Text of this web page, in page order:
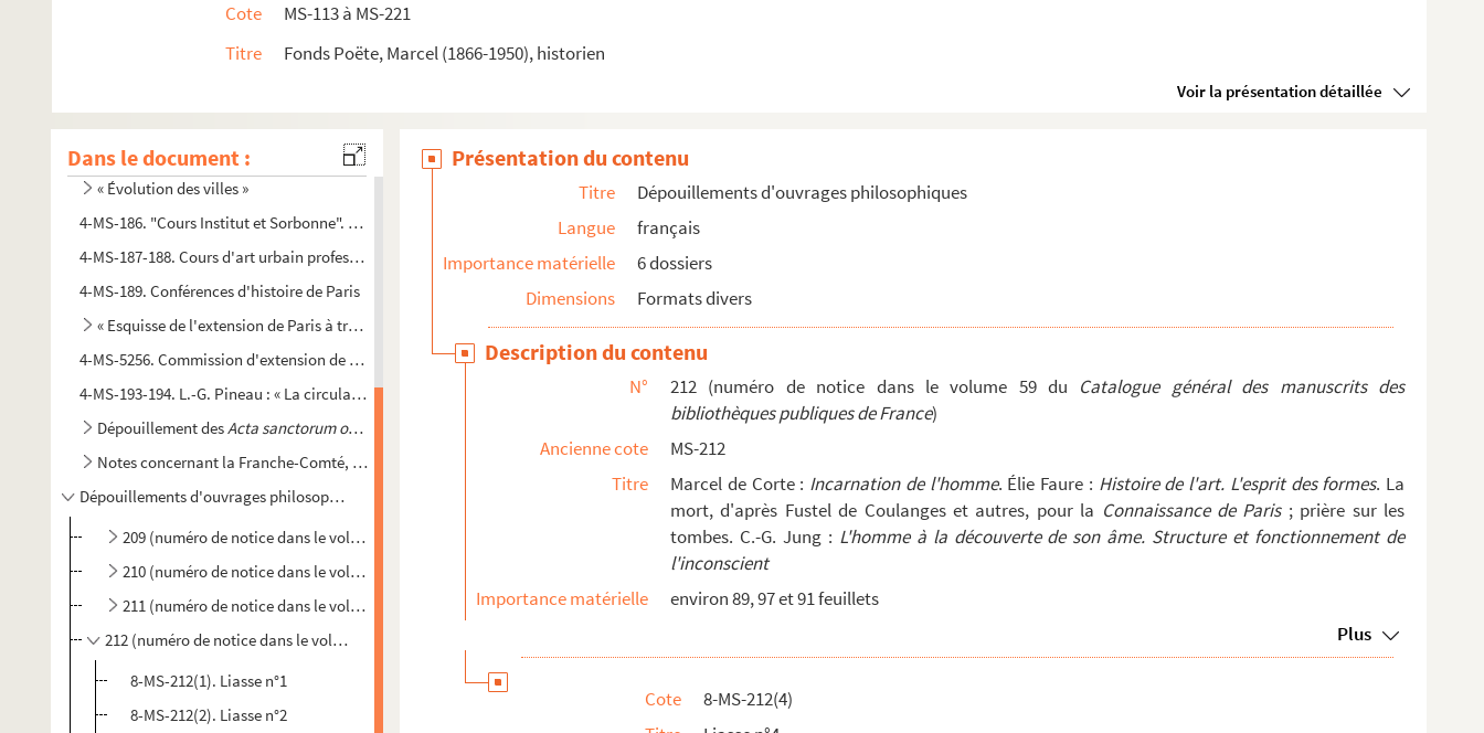
Cote
MS-113 à MS-221
Titre
Fonds Poëte, Marcel (1866-1950), historien
Voir la présentation détaillée
Dans le document :
Moyen Âge. Notes de travail, textes d'articles et divers
Époque moderne (XVI -XVIIIesiècles). Notes de travail et textes rédigés de conférences, cours, arti...
Cours, conférences, communications, articles, etc. Notes de travail et textes rédigés
Urbanisme. Notes de travail, textes de conférences et d'articles, etc.
« Évolution des villes »
4-MS-186. "Cours Institut et Sorbonne". Registre des projections (1920-1921)
4-MS-187-188. Cours d'art urbain professé en 1921-1922 par J. Greber : Washington, Lille, Nice, San Francisco, Chi...
4-MS-189. Conférences d'histoire de Paris
« Esquisse de l'extension de Paris à travers les âges »
4-MS-5256. Commission d'extension de Paris. "Aperçu historique" : épreuves corrigées de la main de Marcel Poëte
4-MS-193-194. L.-G. Pineau : « La circulation à Paris », mémoire présenté à l'Institut d'Urbanisme, 1927 (Multigra...
Dépouillement desActa sanctorum ordinis Sancti Benedicti
Notes concernant la Franche-Comté, Besançon, Bournois (Doubs) et la famille Poëte
Dépouillements d'ouvrages philosophiques
209 (numéro de notice dans le volume 59 du Catalogue général des manuscrits des bibliothèques publiques de France). Nicolas Berdiaeff :Esprit et réalité. Bergson :Les deux sources de la morale et
210 (numéro de notice dans le volume 59 du Catalogue général des manuscrits des bibliothèques publiques de France). Bergson :
211 (numéro de notice dans le volume 59 du Catalogue général des manuscrits des bibliothèques publiques de France). Notes ayant servi à « La pensée bergsonienne »
212 (numéro de notice dans le volume 59 du Catalogue général des manuscrits des bibliothèques publiques de France). Marcel de Corte :
Histoire de l'art. L'esprit des
8-MS-212(1). Liasse n°1
8-MS-212(2). Liasse n°2
Présentation du contenu
Titre
Dépouillements d'ouvrages philosophiques
Langue
français
Importance matérielle
6 dossiers
Dimensions
Formats divers
Description du contenu
N° 212 (numéro de notice dans le volume 59 du Catalogue général des manuscrits des
bibliothèques publiques de France)
Ancienne cote
MS-212
Titre
Marcel de Corte : Incarnation de l'homme. Élie Faure : Histoire de l'art. L'esprit des formes. La
mort, d'après Fustel de Coulanges et autres, pour la Connaissance de Paris; prière sur les
tombes. C.-G. Jung : L'homme à la découverte de son âme. Structure et fonctionnement de
l'inconscient
Importance matérielle
environ 89, 97 et 91 feuillets
Plus
Cote
8-MS-212(4)